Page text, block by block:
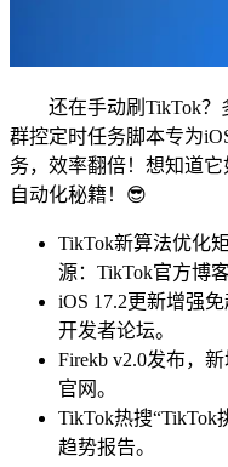
还在手动刷TikTok？
群控定时任务脚本专为
务，效率翻倍！想知道
自动化秘籍！😎
TikTok新算法优化
源：TikTok官方博客
iOS 17.2更新增强
开发者论坛。
Firekb v2.0发布，
官网。
TikTok热搜“TikTok
趋势报告。